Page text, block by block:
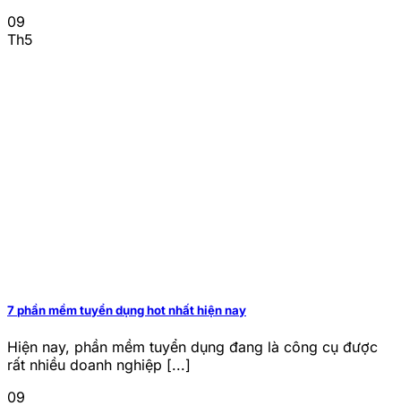
09
Th5
7 phần mềm tuyển dụng hot nhất hiện nay
Hiện nay, phần mềm tuyển dụng đang là công cụ được
rất nhiều doanh nghiệp [...]
09